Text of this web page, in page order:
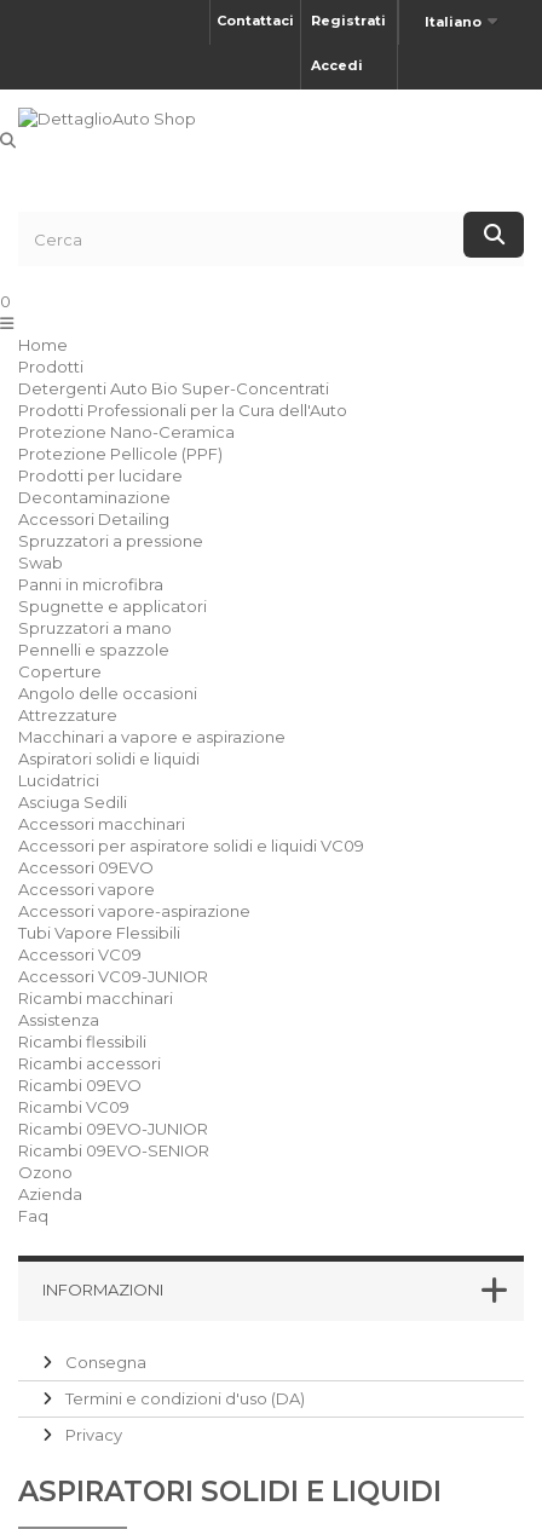
Italiano
Registrati
Accedi
Contattaci
0
Home
Prodotti
Detergenti Auto Bio Super-Concentrati
Prodotti Professionali per la Cura dell'Auto
Protezione Nano-Ceramica
Protezione Pellicole (PPF)
Prodotti per lucidare
Decontaminazione
Accessori Detailing
Spruzzatori a pressione
Swab
Panni in microfibra
Spugnette e applicatori
Spruzzatori a mano
Pennelli e spazzole
Coperture
Angolo delle occasioni
Attrezzature
Macchinari a vapore e aspirazione
Aspiratori solidi e liquidi
Lucidatrici
Asciuga Sedili
Accessori macchinari
Accessori per aspiratore solidi e liquidi VC09
Accessori 09EVO
Accessori vapore
Accessori vapore-aspirazione
Tubi Vapore Flessibili
Accessori VC09
Accessori VC09-JUNIOR
Ricambi macchinari
Assistenza
Ricambi flessibili
Ricambi accessori
Ricambi 09EVO
Ricambi VC09
Ricambi 09EVO-JUNIOR
Ricambi 09EVO-SENIOR
Ozono
Azienda
Faq
INFORMAZIONI
Consegna
Termini e condizioni d'uso (DA)
Privacy
ASPIRATORI SOLIDI E LIQUIDI